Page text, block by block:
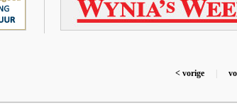
< vorige